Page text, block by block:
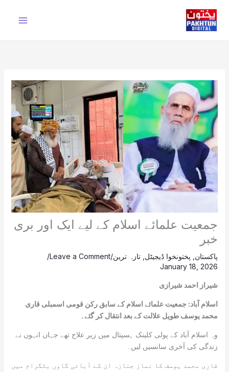
content
جمعیت علمائے اسلام کے لیے ایک اور بری
خبر
پاکستان پختونخوا ڈیجیٹل تازہ ترین/
Leave a Comment
/
January 18, 2026
شیراز احمد شیرازی
اسلام آباد: جمعیت علمائے اسلام کے سابق رکن قومی اسمبلی قاری
محمد یوسف طویل علالت کے بعد انتقال کر گئے۔
وہ اسلام آباد کے پولی کلینک ہسپتال میں زیر علاج تھے جہاں انہوں نے
زندگی کی آخری سانسیں لیں۔
قاری محمد یوسف کا نماز جنازہ ان کے آبائی گاوں بٹگرام میں